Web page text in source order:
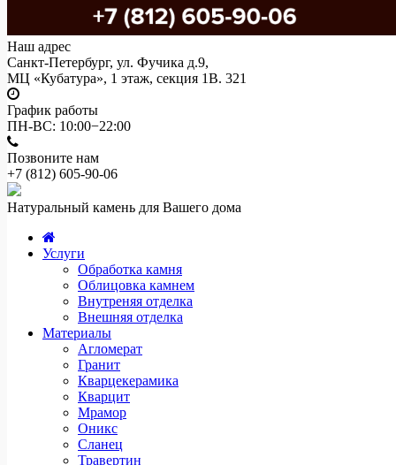
Наш адрес
Санкт-Петербург, ул. Фучика д.9,
МЦ «Кубатура», 1 этаж, секция 1В. 321
График работы
ПН-ВС: 10:00−22:00
Позвоните нам
+7 (812) 605-90-06
Натуральный камень для Вашего дома
Услуги
Обработка камня
Облицовка камнем
Внутреняя отделка
Внешняя отделка
Материалы
Агломерат
Гранит
Кварцекерамика
Кварцит
Мрамор
Оникс
Сланец
Травертин